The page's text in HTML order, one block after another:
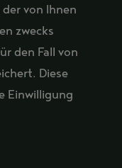
von Ihnen
zwecks
den Fall von
Diese
Einwilligung